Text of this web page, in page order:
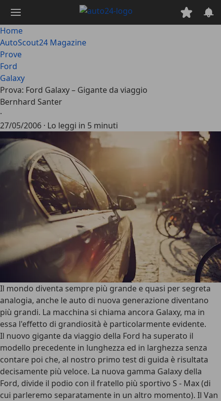
contenuto
principale
Home
AutoScout24 Magazine
Prove
Ford
Galaxy
Prova: Ford Galaxy – Gigante da viaggio
Bernhard Santer
·
27/05/2006 · Lo leggi in 5 minuti
Il mondo diventa sempre più grande e quasi per segreta
analogia, anche le auto di nuova generazione diventano
più grandi. La macchina si chiama ancora Galaxy, ma in
essa l'effetto di grandiosità è particolarmente evidente.
Il nuovo gigante da viaggio della Ford ha superato il
modello precedente in lunghezza ed in larghezza senza
contare poi che, al nostro primo test di guida è risultata
decisamente più veloce. La nuova gamma Galaxy della
Ford, divide il podio con il fratello più sportivo S - Max (di
cui parleremo separatamente in un altro momento). Il Van